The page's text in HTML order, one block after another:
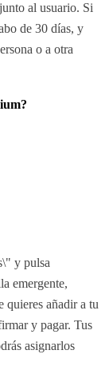
al usuario. Si
de 30 días, y
o a otra
y pulsa
emergente,
quieres añadir a tu
y pagar. Tus
asignarlos